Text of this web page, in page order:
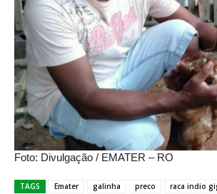
Foto: Divulgação / EMATER – RO
TAGS Emater galinha preco raca indio